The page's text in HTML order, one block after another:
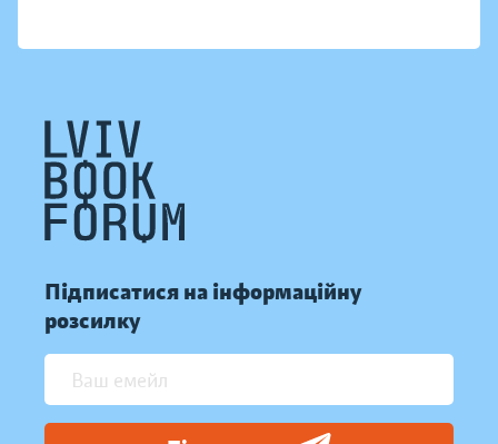
Підписатися на інформаційну
розсилку